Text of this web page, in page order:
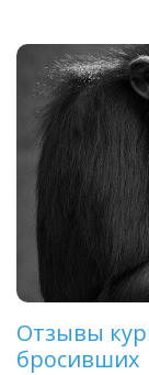
Отзывы
бросивших